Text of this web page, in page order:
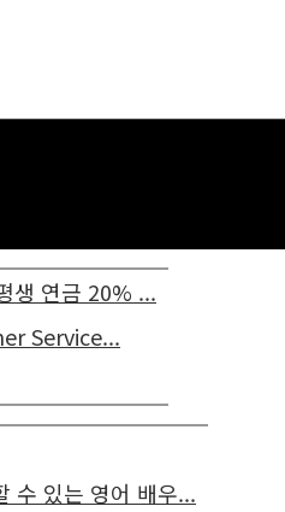
생 연금 20% ...
Service...
수 있는 영어 배우...